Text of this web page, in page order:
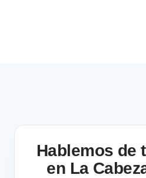
Hablemos de
en La